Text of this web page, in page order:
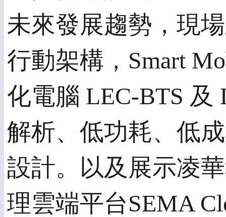
未來發展趨勢，現
行動架構，Smart
化電腦 LEC-BTS
解析、低功耗、低
設計。以及展示凌
理雲端平台SEMA